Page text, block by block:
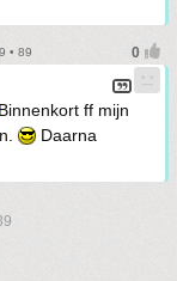
• 89
Binnenkort ff mijn
Daarna